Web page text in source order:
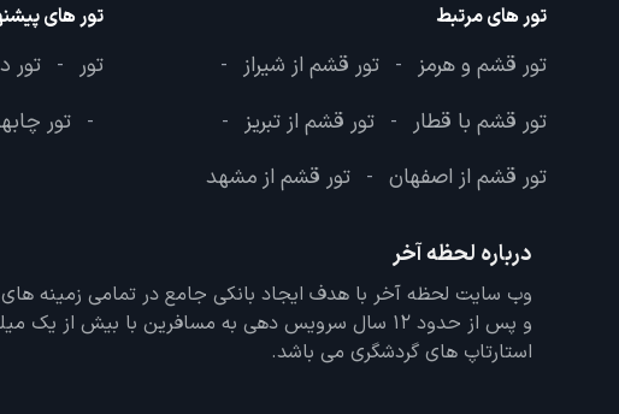
تور های مرتبط
تور قشم و هرمز - تور قشم از شیراز -
تور قشم با قطار - تور قشم از تبریز -
تور قشم از اصفهان - تور قشم از مشهد
تور های
تور - تور
- تور
درباره لحظه آخر
و پس از حدود 12 سال سرویس دهی به مسافرین با بیش از
استارتاپ های گردشگری می باشد.